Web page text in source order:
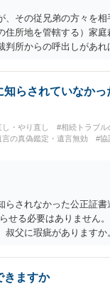
、その従兄弟の方々を
住所地を管轄する）家庭
判所からの呼出しがあ
が思った以上にないの
。その点是非御注意くだ
知らされていなか
・やり直し
#相続トラブル
言の真偽鑑定・遺言無効 #協
らされなかった公正証
せる必要はありません
叔父に瑕疵があります
に決められますので、
ありません。 ・できれ
きますか